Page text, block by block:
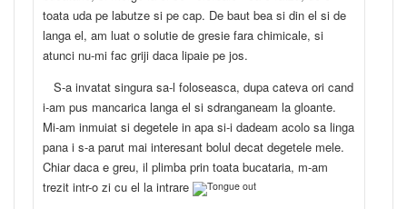
toata uda pe labutze si pe cap. De baut bea si din el si de
langa el, am luat o solutie de gresie fara chimicale, si
atunci nu-mi fac griji daca lipaie pe jos.
S-a invatat singura sa-l foloseasca, dupa cateva ori cand
i-am pus mancarica langa el si sdranganeam la gloante.
Mi-am inmuiat si degetele in apa si-i dadeam acolo sa linga
pana i s-a parut mai interesant bolul decat degetele mele.
Chiar daca e greu, il plimba prin toata bucataria, m-am
trezit intr-o zi cu el la intrare